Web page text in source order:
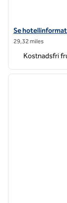
Visa
Se
29,32 miles
Kostnadsfri
1 av 12